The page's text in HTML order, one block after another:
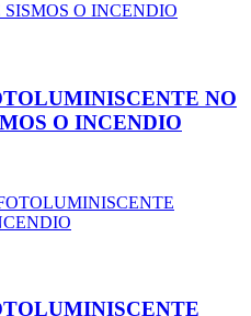
NO
O INCENDIO